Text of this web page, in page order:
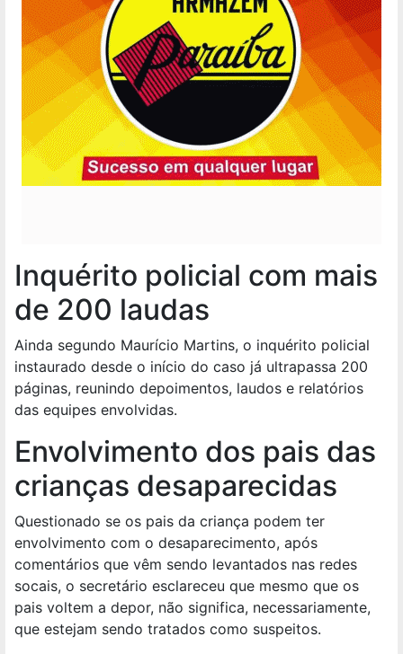
Inquérito policial com mais
de 200 laudas
Ainda segundo Maurício Martins, o inquérito policial
instaurado desde o início do caso já ultrapassa 200
páginas, reunindo depoimentos, laudos e relatórios
das equipes envolvidas.
Envolvimento dos pais das
crianças desaparecidas
Questionado se os pais da criança podem ter
envolvimento com o desaparecimento, após
comentários que vêm sendo levantados nas redes
socais, o secretário esclareceu que mesmo que os
pais voltem a depor, não significa, necessariamente,
que estejam sendo tratados como suspeitos.